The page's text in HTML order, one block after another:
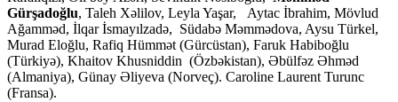
Gürşadoğlu, Taleh Xəlilov, Leyla Yaşar, Aytac İbrahim, Mövlud
Ağamməd, İlqar İsmayılzadə, Südabə Məmmədova, Aysu Türkel,
Murad Eloğlu, Rafiq Hümmət (Gürcüstan), Faruk Habiboğlu
(Türkiyə), Khaitov Khusniddin (Özbəkistan), Əbülfəz Əhməd
(Almaniya), Günay Əliyeva (Norveç). Caroline Laurent Turunc
(Fransa).